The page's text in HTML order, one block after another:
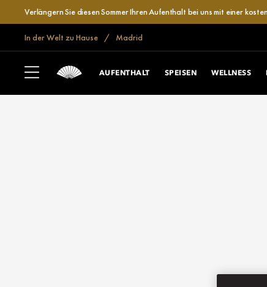
Verlängern Sie diesen Sommer Ihren Aufenthalt bei uns mit einer
In der Welt zu Hause Madrid
AUFENTHALT SPEISEN WELLNESS